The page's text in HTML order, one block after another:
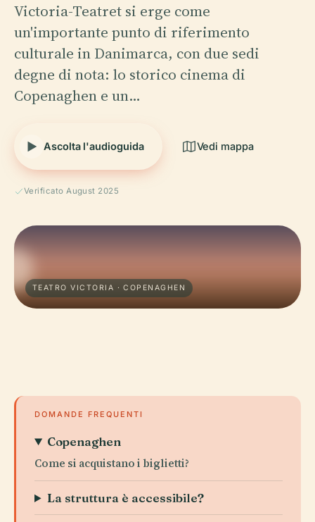
Victoria-Teatret si erge come
un'importante punto di riferimento
culturale in Danimarca, con due sedi
degne di nota: lo storico cinema di
Copenaghen e un…
Ascolta l'audioguida Vedi mappa
Verificato August 2025
TEATRO VICTORIA · COPENAGHEN
DOMANDE FREQUENTI
Copenaghen
Come si acquistano i biglietti?
La struttura è accessibile?